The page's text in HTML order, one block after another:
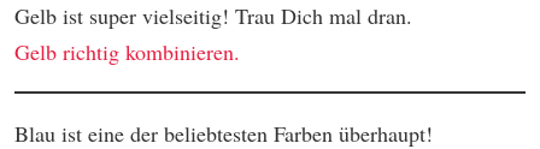
Gelb ist super vielseitig! Trau Dich mal dran.
Gelb richtig kombinieren.
Blau ist eine der beliebtesten Farben überhaupt!